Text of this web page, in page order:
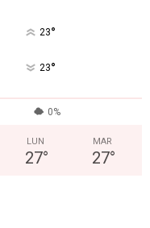
23°
23°
0%
LUN
27°
MAR
27°